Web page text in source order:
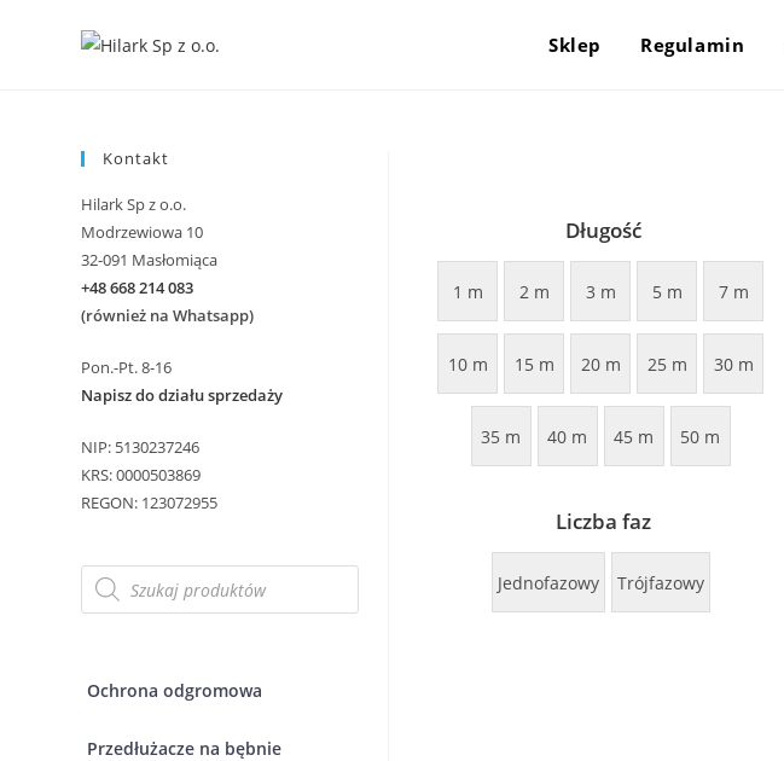
Sklep Regulamin
Długość
1 m 2 m 3 m 5 m 7 m
10 m 15 m 20 m 25 m 30 m
35 m 40 m 45 m 50 m
Liczba faz
Jednofazowy Trójfazowy
Kontakt
Hilark Sp z o.o.
Modrzewiowa 10
32-091 Masłomiąca
+48 668 214 083
(również na Whatsapp)
Pon.-Pt. 8-16
Napisz do działu sprzedaży
NIP: 5130237246
KRS: 0000503869
REGON: 123072955
Wyszukiwarka
produktów
Ochrona odgromowa
Przedłużacze na bębnie